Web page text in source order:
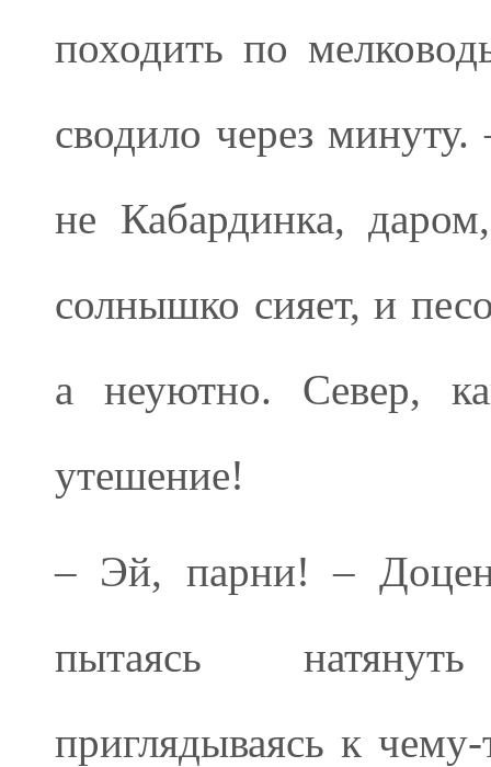
походить по
сводило через
не Кабардинка,
солнышко сияет, и
а неуютно. Север,
утешение!
– Эй, парни! –
пытаясь
приглядываясь к